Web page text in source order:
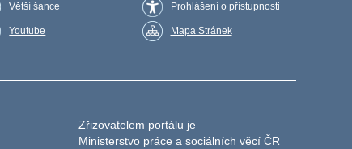
Větší šance
Youtube
Prohlášení o přístupnosti
Mapa Stránek
Zřizovatelem portálu je
Ministerstvo práce a sociálních věcí ČR